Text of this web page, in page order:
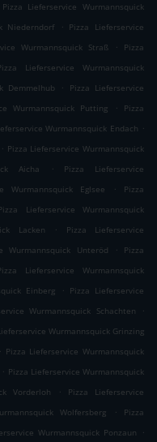
Pizza Lieferservice Wurmannsquick
Niederndorf . Pizza Lieferservice
Wurmannsquick Straß .
Pizza
Lieferservice Wurmannsquick
Demmelhub .
Pizza Lieferservice
Wurmannsquick Putting .
Pizza
Wurmannsquick Endach .
. Pizza Lieferservice Wurmannsquick
Aicha .
Pizza Lieferservice
Wurmannsquick Eglsee .
Pizza
Lieferservice Wurmannsquick
Lacken .
Pizza Lieferservice
Wurmannsquick Unteröd .
Pizza
Lieferservice Wurmannsquick
Einberg . Pizza Lieferservice
Wurmannsquick Schachten
.
Wurmannsquick Grinzing
. Pizza Lieferservice Wurmannsquick
. Pizza Lieferservice Wurmannsquick
Vorderloh .
Pizza Lieferservice
Wolfersberg .
Pizza
Wurmannsquick Ponzaun
.